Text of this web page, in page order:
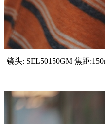
镜头: SEL50150GM 焦距